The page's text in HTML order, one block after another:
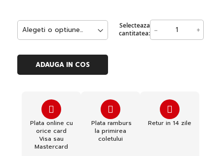
Selecteaza
cantitatea: - +
ADAUGA IN COS
Plata online cu
orice card
Visa sau
Mastercard
Plata ramburs
la primirea
coletului
Retur in 14 zile